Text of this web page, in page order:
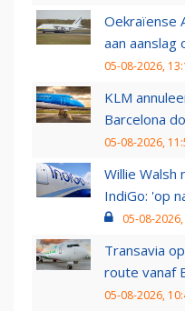
Oekraïense
aan aanslag
05-08-2026,
KLM
Barcelona
05-08-2026,
Willie
IndiGo: 'op
05-08-
Transavia
route vanaf
05-08-2026,